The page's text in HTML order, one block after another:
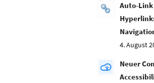
Auto-
4. August
Neuer